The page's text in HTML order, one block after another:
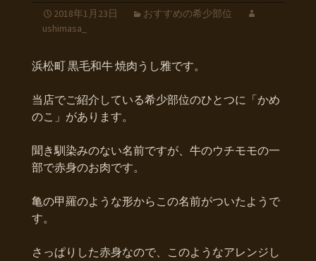
2018年1月23日
おすすめの希少部位
ushimasa_
浜松町 黒毛和牛 焼肉うし雅です。
当店でご紹介している希少部位のひとつに「かめ
のこ」があります。
聞き馴染みのない名前ですが、牛のウチモモの一
部で赤身のお肉です。
亀の甲羅のような形からこの名前がついたようで
す。
さっぱりした赤身なので、このようなアレンジし